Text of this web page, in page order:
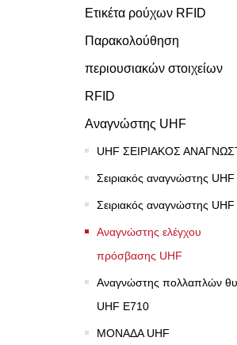
Ετικέτα ρούχων RFID
Παρακολούθηση
περιουσιακών στοιχείων
RFID
Αναγνώστης UHF
UHF ΣΕΙΡΙΑΚΟΣ
Σειριακός αναγνώστης UHF
Σειριακός αναγνώστης UHF
Αναγνώστης ελέγχου
πρόσβασης UHF
Αναγνώστης πολλαπλών
UHF E710
ΜΟΝΑΔΑ UHF